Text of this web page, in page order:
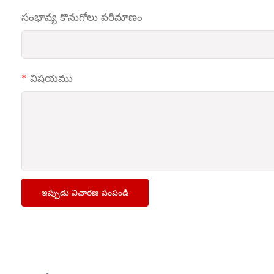
సంభావ్య కొనుగోలు పరిమాణం
విషయము
ఇప్పుడు విచారణ పంపండి